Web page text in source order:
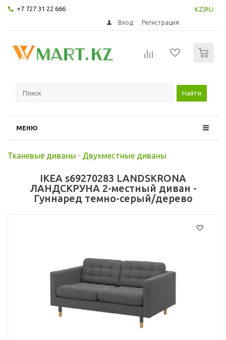
+7 727 31 22 666 KZ RU
Вход Регистрация
Найти
МЕНЮ
Тканевые диваны - Двухместные диваны
IKEA s69270283 LANDSKRONA
ЛАНДСКРУНА 2-местный диван -
Гуннаред темно-серый/дерево